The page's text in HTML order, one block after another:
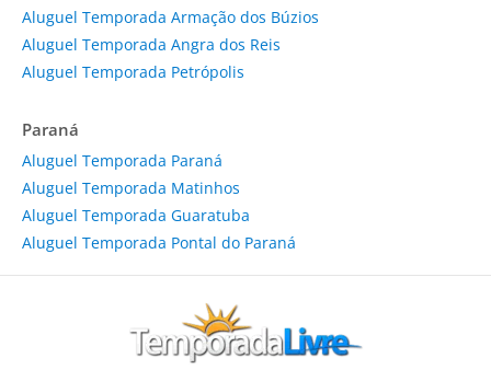
Aluguel Temporada Armação dos Búzios
Aluguel Temporada Angra dos Reis
Aluguel Temporada Petrópolis
Paraná
Aluguel Temporada Paraná
Aluguel Temporada Matinhos
Aluguel Temporada Guaratuba
Aluguel Temporada Pontal do Paraná